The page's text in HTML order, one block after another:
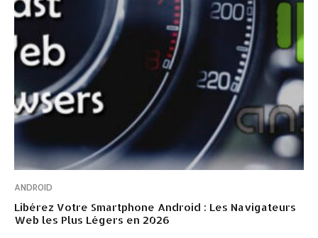
ANDROID
Libérez Votre Smartphone Android : Les Navigateurs
Web les Plus Légers en 2026